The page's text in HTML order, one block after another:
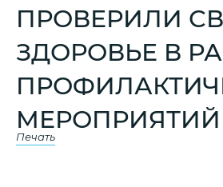
ПРОВЕРИЛИ
ЗДОРОВЬЕ В
МЕРОПРИЯТИЙ
Печать